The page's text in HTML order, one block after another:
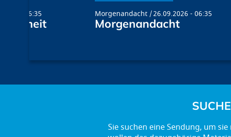
- 06:35
Freiheit
Morgenandacht 26.09.2026 - 06:35
Morgenandacht
SUCHE